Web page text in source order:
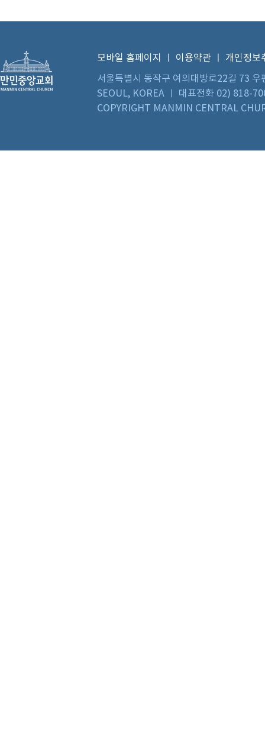
모바일 홈페이지 이용약관
개인정보
서울특별시 동작구 여의대방로22길 73
SEOUL, KOREA ㅣ 대표전화 02) 818-
COPYRIGHT MANMIN CENTRAL